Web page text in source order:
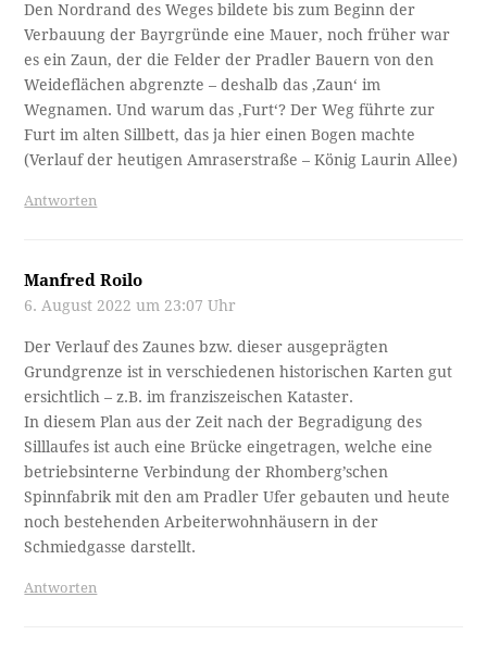
Den Nordrand des Weges bildete bis zum Beginn der
Verbauung der Bayrgründe eine Mauer, noch früher war
es ein Zaun, der die Felder der Pradler Bauern von den
Weideflächen abgrenzte – deshalb das ‚Zaun‘ im
Wegnamen. Und warum das ‚Furt‘? Der Weg führte zur
Furt im alten Sillbett, das ja hier einen Bogen machte
(Verlauf der heutigen Amraserstraße – König Laurin Allee)
Antworten
Manfred Roilo
6. August 2022 um 23:07 Uhr
Der Verlauf des Zaunes bzw. dieser ausgeprägten
Grundgrenze ist in verschiedenen historischen Karten gut
ersichtlich – z.B. im franziszeischen Kataster.
In diesem Plan aus der Zeit nach der Begradigung des
Silllaufes ist auch eine Brücke eingetragen, welche eine
betriebsinterne Verbindung der Rhomberg’schen
Spinnfabrik mit den am Pradler Ufer gebauten und heute
noch bestehenden Arbeiterwohnhäusern in der
Schmiedgasse darstellt.
Antworten